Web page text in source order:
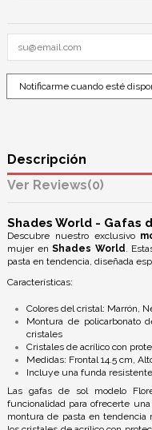
Descripción
Reviews(0)
Shades World - Gafas
Descubre nuestro exclusivo
mujer en Shades World.
pasta en tendencia, diseñada
Características:
Colores del cristal: Marrón,
Montura de policarbonato
cristales
Cristales de acrílico con
Medidas: Frontal 14.5 cm,
Incluye una funda
Las gafas de sol modelo
funcionalidad para ofrecerte
montura de pasta en